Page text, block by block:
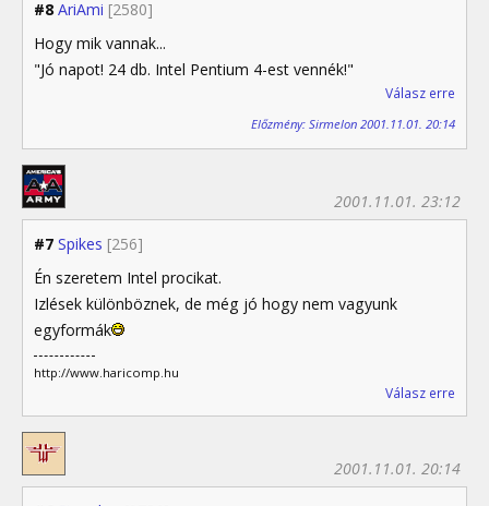
#8 AriAmi [2580]
Hogy mik vannak...
"Jó napot! 24 db. Intel Pentium 4-est vennék!"
Válasz erre
Előzmény: Sirmelon 2001.11.01. 20:14
#7 Spikes [256]
2001.11.01. 23:12
Én szeretem Intel procikat.
Izlések különböznek, de még jó hogy nem vagyunk
egyformák
http://www.haricomp.hu
Válasz erre
2001.11.01. 20:14